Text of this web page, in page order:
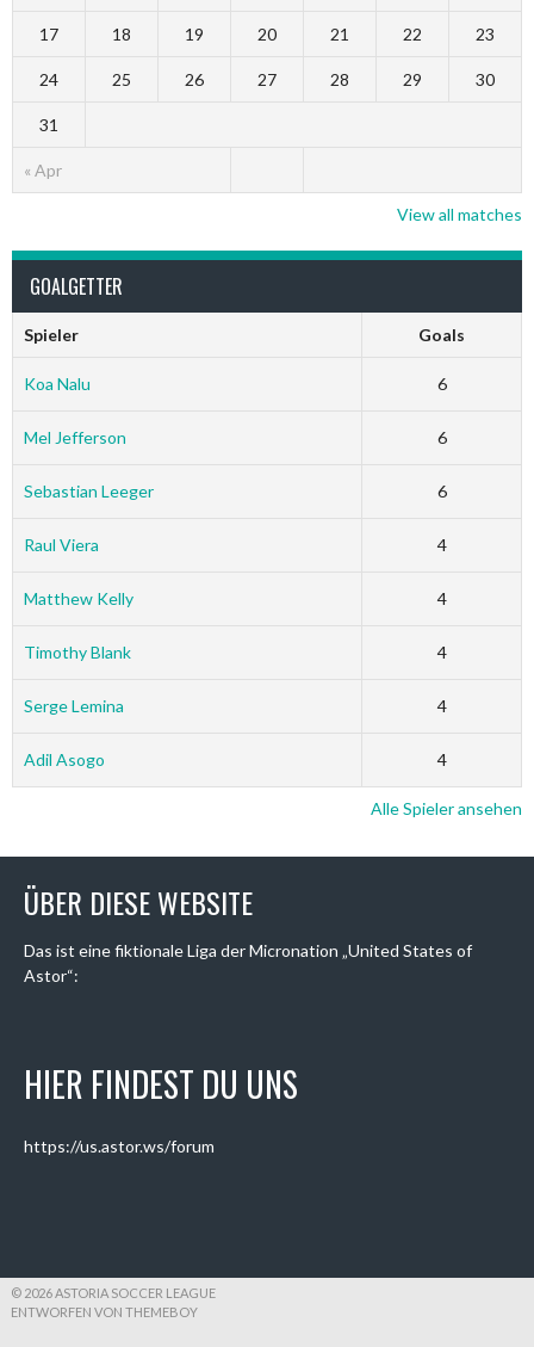
« Apr
17 18 19 20 21 22 23
24 25 26 27 28 29 30
31
View all matches
GOALGETTER
Spieler Goals
Koa Nalu 6
Mel Jefferson 6
Sebastian Leeger 6
Raul Viera 4
Matthew Kelly 4
Timothy Blank 4
Serge Lemina 4
Adil Asogo 4
Alle Spieler ansehen
ÜBER DIESE WEBSITE
Das ist eine fiktionale Liga der Micronation „United States of
Astor“:
HIER FINDEST DU UNS
https://us.astor.ws/forum
© 2026 ASTORIA SOCCER LEAGUE
ENTWORFEN VON THEMEBOY